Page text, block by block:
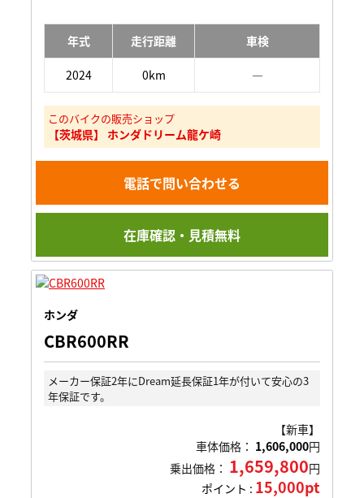
年式 走行距離 車検
2024 0km ―
このバイクの販売ショップ
【茨城県】 ホンダドリーム龍ケ崎
電話で問い合わせる
在庫確認・見積無料
ホンダ
CBR600RR
メーカー保証2年にDream延長保証1年が付いて安心の3
年保証です。
【新車】
車体価格： 1,606,000円
乗出価格： 1,659,800円
ポイント : 15,000pt